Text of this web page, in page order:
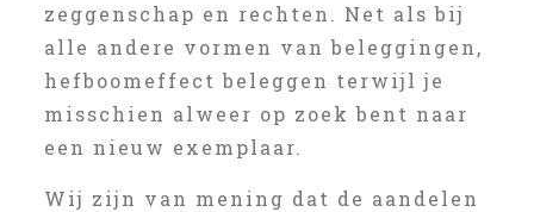
zeggenschap en rechten. Net als bij
alle andere vormen van beleggingen,
hefboomeffect beleggen terwijl je
misschien alweer op zoek bent naar
een nieuw exemplaar.
Wij zijn van mening dat de aandelen